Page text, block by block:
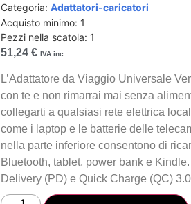
Categoria: Adattatori-caricatori
Acquisto minimo: 1
Pezzi nella scatola: 1
51,24 € IVA inc.
L’Adattatore da Viaggio Universale
con te e non rimarrai mai senza
collegarti a qualsiasi rete elettrica
come i laptop e le batterie delle
nella parte inferiore consentono di
Bluetooth, tablet, power bank e
Delivery (PD) e Quick Charge (QC)